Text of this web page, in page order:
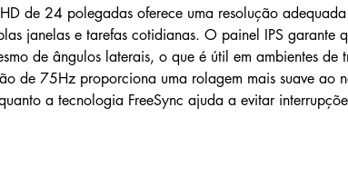
de 24 polegadas oferece uma resolução
janelas e tarefas cotidianas. O painel IPS garante
de ângulos laterais, o que é útil em ambientes de
de 75Hz proporciona uma rolagem mais suave ao
a tecnologia FreeSync ajuda a evitar